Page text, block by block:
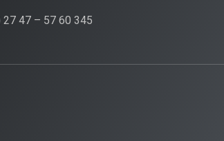
27 47 – 57 60 345